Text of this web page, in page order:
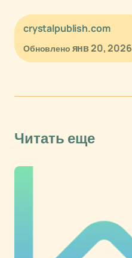
crystalpublish.com
Обновлено янв 20, 2026
Читать еще